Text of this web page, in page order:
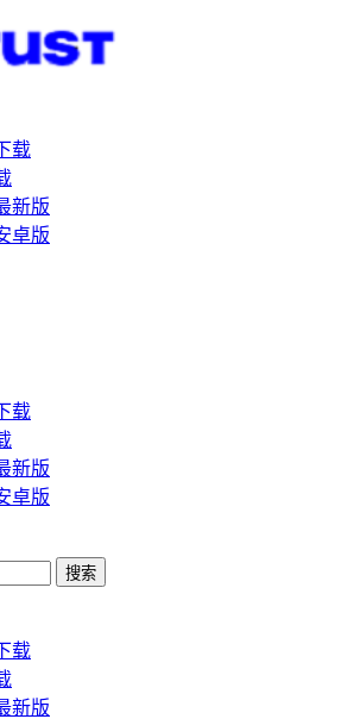
载
新版
卓版
载
新版
卓版
搜索
载
新版